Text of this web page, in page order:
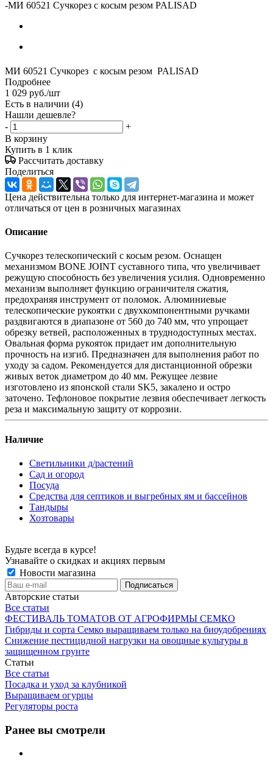
-МИ 60521 Сучкорез с косым резом PALISAD
МИ 60521 Сучкорез с косым резом PALISAD
Подробнее
1 029 руб./шт
Есть в наличии (4)
Нашли дешевле?
-
+
В корзину
Купить в 1 клик
Рассчитать доставку
Поделиться
Цена действительна только для интернет-магазина и может
отличаться от цен в розничных магазинах
Описание
Сучкорез телескопический с косым резом. Оснащен
механизмом BONE JOINT суставного типа, что увеличивает
режущую способность без увеличения усилия. Одновременно
механизм выполняет функцию ограничителя сжатия,
предохраняя инструмент от поломок. Алюминиевые
телескопические рукоятки с двухкомпонентными ручками
раздвигаются в диапазоне от 560 до 740 мм, что упрощает
обрезку ветвей, расположенных в труднодоступных местах.
Овальная форма рукояток придает им дополнительную
прочность на изгиб. Предназначен для выполнения работ по
уходу за садом. Рекомендуется для дистанционной обрезки
живых веток диаметром до 40 мм. Режущее лезвие
изготовлено из японской стали SK5, закалено и остро
заточено. Тефлоновое покрытие лезвия обеспечивает легкость
реза и максимальную защиту от коррозии.
Наличие
Светильники д/растений
Сад и огород
Посуда
Средства для септиков и выгребных ям и бассейнов
Тандыры
Хозтовары
Будьте всегда в курсе!
Узнавайте о скидках и акциях первым
Новости магазина
Авторские статьи
Все статьи
ФЕСТИВАЛЬ ТОМАТОВ ОТ АГРОФИРМЫ СЕМКО
Гибриды и сорта Семко выращиваем только на биоудобрениях
Снижение пестицидной нагрузки на овощные культуры в
защищенном грунте
Статьи
Все статьи
Посадка и уход за клубникой
Выращиваем огурцы
Регуляторы роста
Ранее вы смотрели